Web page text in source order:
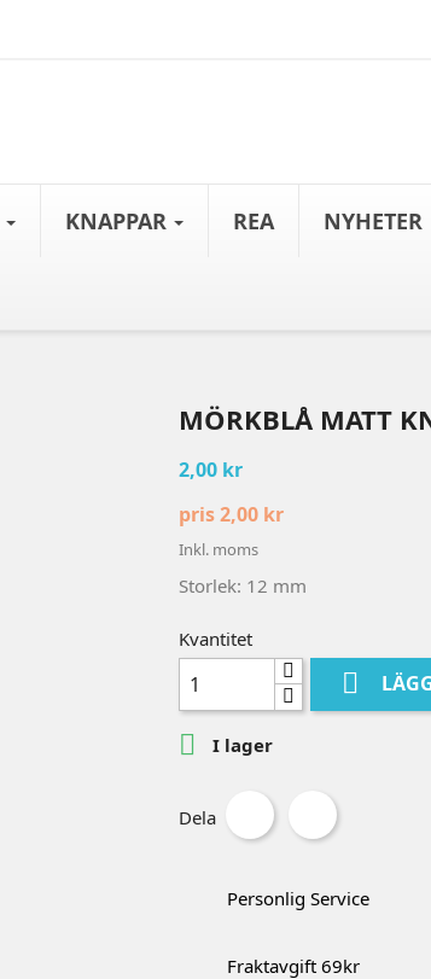
KNAPPAR REA NYHETER
MÖRKBLÅ MATT
2,00 kr
pris 2,00 kr
Inkl. moms
Storlek: 12 mm
Kvantitet

 I lager
Dela
Personlig Service
Fraktavgift 69kr